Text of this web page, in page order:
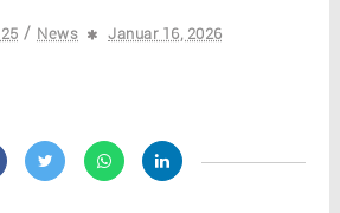
/ News Januar 16, 2026